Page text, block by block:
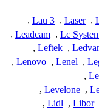
,
Laser
,
Lau 3
,
Lc
,
Leadcam
,
,
Leftek
,
,
Lenel
,
Lenovo
,
,
,
Levelone
,
Libor
,
Lidl
,